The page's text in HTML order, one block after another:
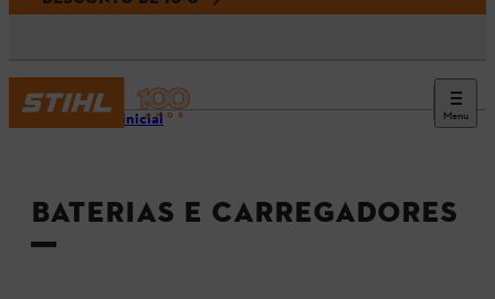
Menu
Página inicial
BATERIAS E CARREGADORES